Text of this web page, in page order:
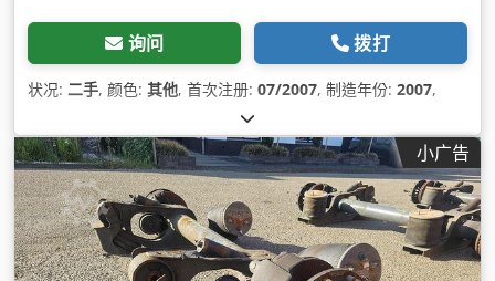
询问 拨打
状况: 二手, 颜色: 其他, 首次注册: 07/2007, 制造年份: 2007,
小广告